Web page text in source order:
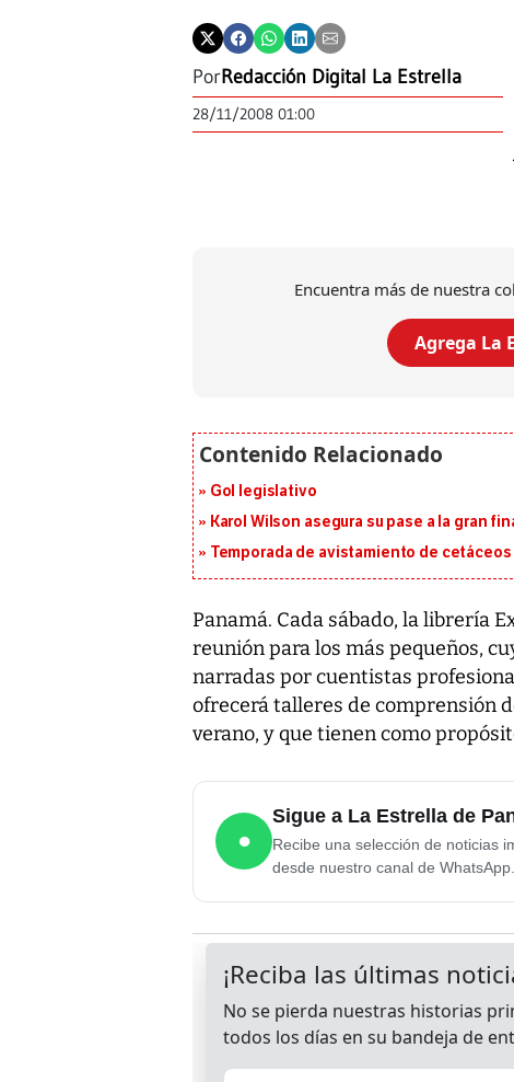
PorRedacción Digital La Estrella
28/11/2008 01:00
Encuentra más de nuestra
Agrega La
Gol legislativo
Karol Wilson asegura su pase a la gran
Temporada de avistamiento de cetáceos
Panamá. Cada sábado, la librería
reunión para los más pequeños,
narradas por cuentistas
ofrecerá talleres de comprensión
verano, y que tienen como
●
Sigue a La Estrella de
Recibe una selección de noticias
desde nuestro canal de WhatsApp.